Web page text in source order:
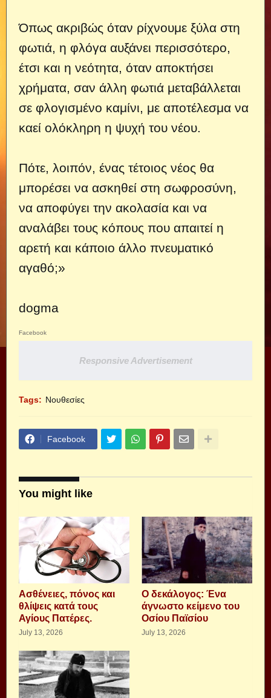
Όπως ακριβώς όταν ρίχνουμε ξύλα στη
φωτιά, η φλόγα αυξάνει περισσότερο,
έτσι και η νεότητα, όταν αποκτήσει
χρήματα, σαν άλλη φωτιά μεταβάλλεται
σε φλογισμένο καμίνι, με αποτέλεσμα να
καεί ολόκληρη η ψυχή του νέου.
Πότε, λοιπόν, ένας τέτοιος νέος θα
μπορέσει να ασκηθεί στη σωφροσύνη,
να αποφύγει την ακολασία και να
αναλάβει τους κόπους που απαιτεί η
αρετή και κάποιο άλλο πνευματικό
αγαθό;»
dogma
Facebook
Responsive Advertisement
Tags: Νουθεσίες
Facebook
You might like
Aσθένειες, πόνος και
θλίψεις κατά τους
Αγίους Πατέρες.
July 13, 2026
Ο δεκάλογος: Ένα
άγνωστο κείμενο του
Οσίου Παϊσίου
July 13, 2026